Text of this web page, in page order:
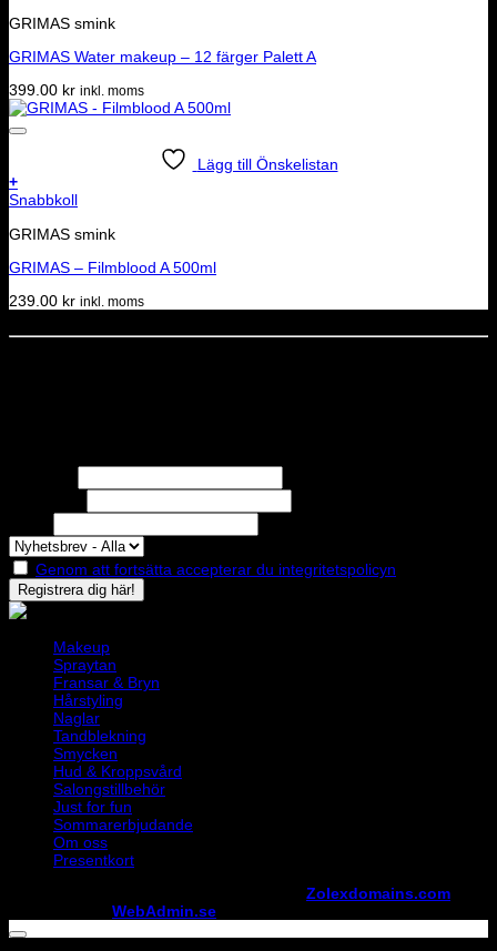
GRIMAS smink
GRIMAS Water makeup – 12 färger Palett A
399.00 kr inkl. moms
Lägg till Önskelistan
+
Snabbkoll
GRIMAS smink
GRIMAS – Filmblood A 500ml
239.00 kr inkl. moms
Genom att fortsätta accepterar du integritetspolicyn
Makeup
Spraytan
Fransar & Bryn
Hårstyling
Naglar
Tandblekning
Smycken
Hud & Kroppsvård
Salongstillbehör
Just for fun
Sommarerbjudande
Om oss
Presentkort
Zolexdomains.com
WebAdmin.se